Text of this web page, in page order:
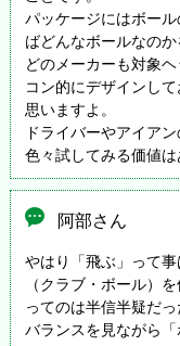
パッケージにはボー
ばどんなボールなのか
どのメーカーも対象
コン的にデザインし
思いますよ。
ドライバーやアイア
色々試してみる価値
阿部さん
やはり「飛ぶ」って
（クラブ・ボール）
ってのは半信半疑だ
バランスを見ながら